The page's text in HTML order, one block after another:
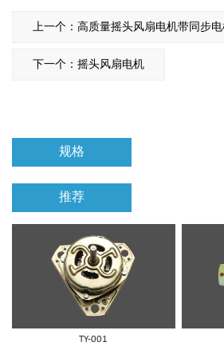
上一个：高质量摇头风扇电机带同步
下一个：摇头风扇电机
规格
推荐
TY-001